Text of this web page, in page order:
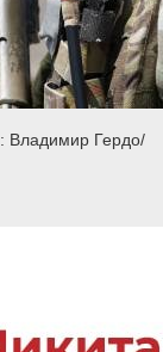
Владимир Гердо/